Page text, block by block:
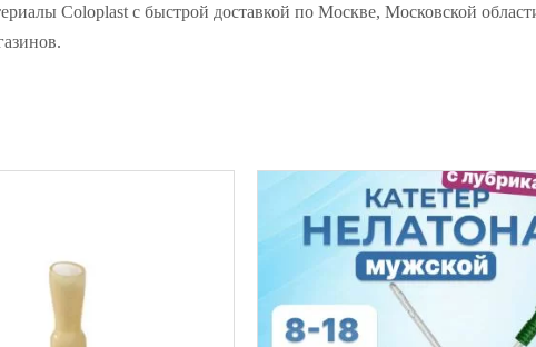
Coloplast с быстрой доставкой по Москве, Московской